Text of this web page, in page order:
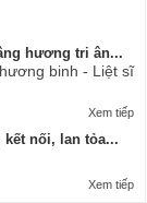
hương tri ân...
binh - Liệt sĩ
Xem tiếp
kết nối, lan tỏa...
Xem tiếp